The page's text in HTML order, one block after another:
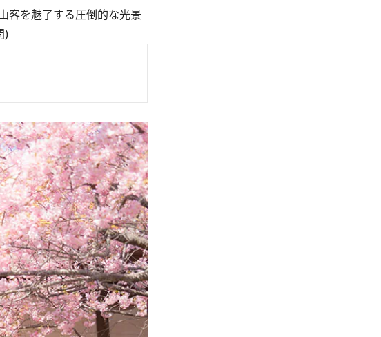
客を魅了する圧倒的な光景
)